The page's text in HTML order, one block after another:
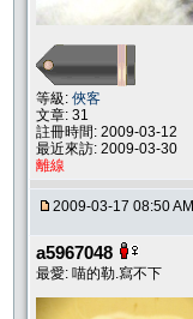
等級: 俠客
文章: 31
註冊時間: 2009-03-12
最近來訪: 2009-03-30
離線
2009-03-17 08:50 AM
a5967048
最愛: 喵的勒.寫不下